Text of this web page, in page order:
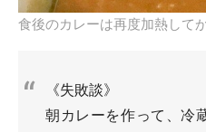
食後のカレーは再度加熱して
《失敗談》
朝カレーを作って、冷